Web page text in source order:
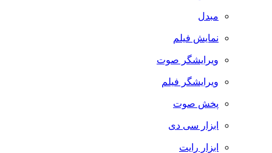
مبدل
نمایش فیلم
ویرایشگر صوت
ویرایشگر فیلم
پخش صوت
ابزار سی دی
ابزار رایت